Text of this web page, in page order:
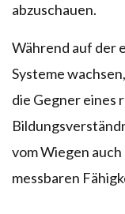
abzuschauen.
Während auf der
Systeme
die Gegner eines
vom Wiegen
messbaren